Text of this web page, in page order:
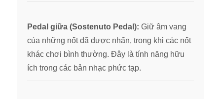
Pedal giữa (Sostenuto Pedal): Giữ âm vang
của những nốt đã được nhấn, trong khi các nốt
khác chơi bình thường. Đây là tính năng hữu
ích trong các bản nhạc phức tạp.